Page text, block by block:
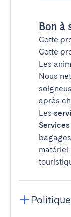
Bon à
Cette
Cette
Les
Nous
après
Les
matériel